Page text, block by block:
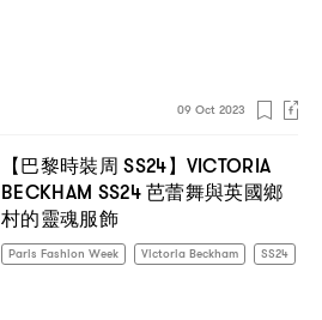
09 Oct 2023
【巴黎時裝周 SS24 】 VICTORIA
BECKHAM SS24芭蕾舞與英國鄉
村的靈魂服飾
Paris Fashion Week Victoria Beckham SS24